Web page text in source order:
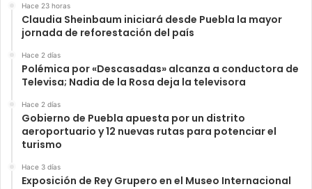
Hace 23 horas
Claudia Sheinbaum iniciará desde Puebla la mayor
jornada de reforestación del país
Hace 2 días
Polémica por «Descasadas» alcanza a conductora de
Televisa; Nadia de la Rosa deja la televisora
Hace 2 días
Gobierno de Puebla apuesta por un distrito
aeroportuario y 12 nuevas rutas para potenciar el
turismo
Hace 3 días
Exposición de Rey Grupero en el Museo Internacional